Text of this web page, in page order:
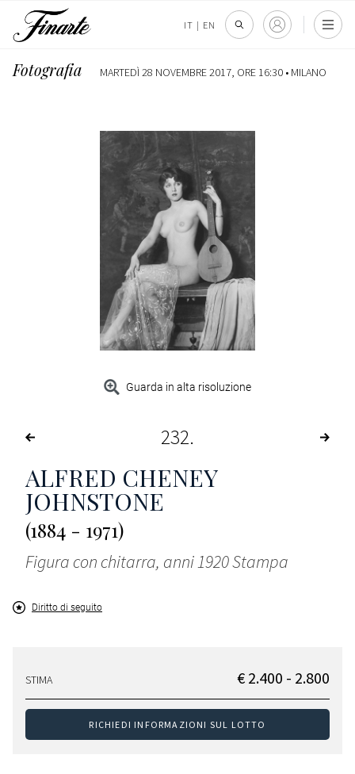
IT | EN
Fotografia MARTEDÌ 28 NOVEMBRE 2017, ORE 16:30 • MILANO
Guarda in alta risoluzione
232
ALFRED CHENEY
JOHNSTONE
(1884 - 1971)
Figura con chitarra, anni 1920 Stampa
Diritto di seguito
STIMA € 2.400 - 2.800
RICHIEDI INFORMAZIONI SUL LOTTO